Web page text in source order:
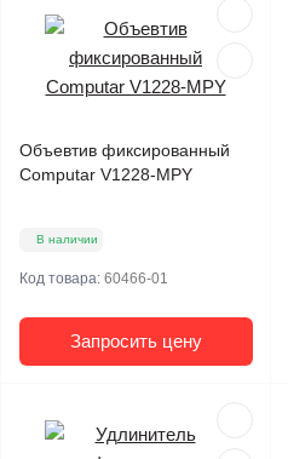
Объевтив фиксированный
Computar V1228-MPY
В наличии
Код товара: 60466-01
Запросить цену